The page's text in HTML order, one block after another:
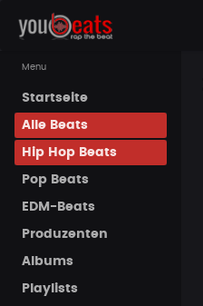
Menu
Startseite
Alle Beats
Hip Hop Beats
Pop Beats
EDM-Beats
Produzenten
Albums
Playlists